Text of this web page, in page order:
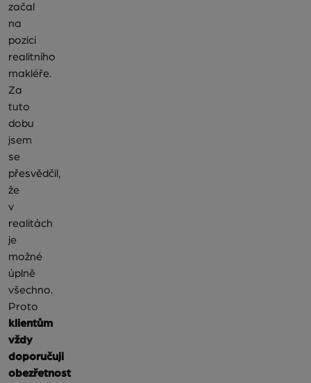
začal
na
pozici
realitního
makléře.
Za
tuto
dobu
jsem
se
přesvědčil,
že
v
realitách
je
možné
úplně
všechno.
Proto
klientům
vždy
doporučuji
obezřetnost